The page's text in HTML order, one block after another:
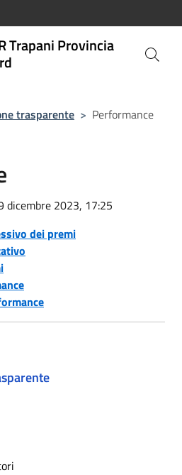
Trapani Provincia
trasparente > Performance
dicembre 2023, 17:25
dei premi